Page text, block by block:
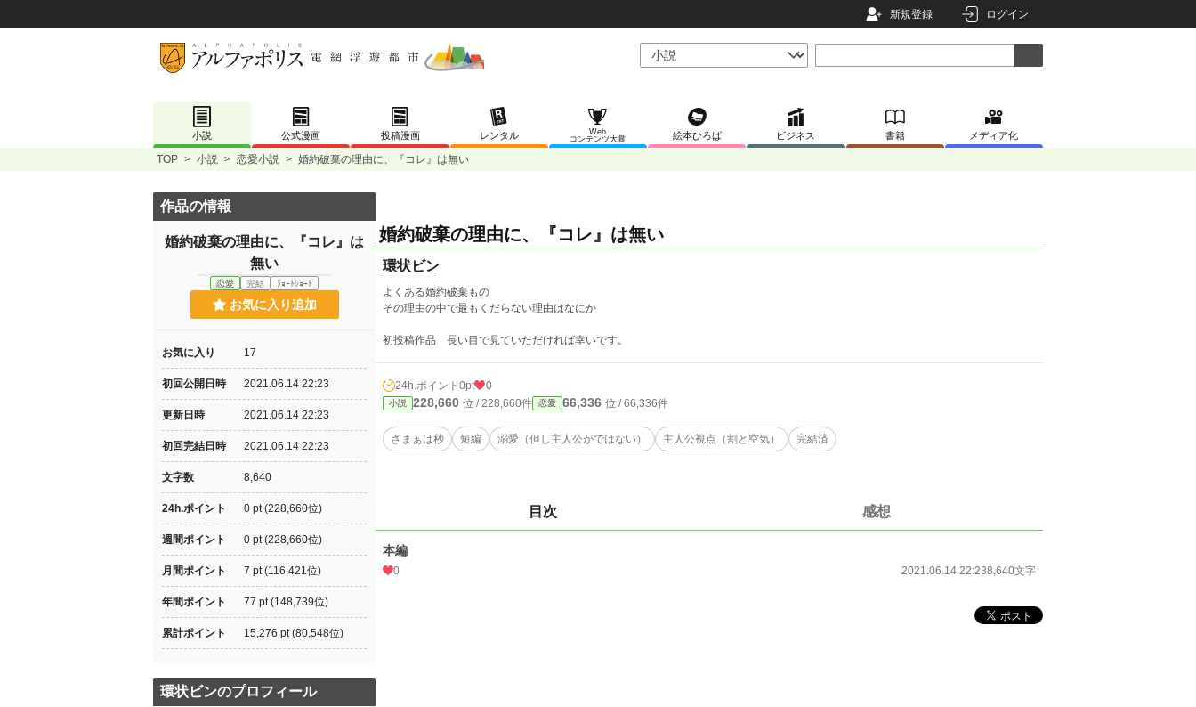
新規登録 ログイン
小説 公式漫画 投稿漫画 レンタル
Web
コンテンツ大賞
絵本ひろば ビジネス 書籍 メディア化
TOP > 小説 > 恋愛小説 > 婚約破棄の理由に、『コレ』は無い
婚約破棄の理由に、『コレ』は無い
環状ビン
よくある婚約破棄もの
その理由の中で最もくだらない理由はなにか
初投稿作品 長い目で見ていただければ幸いです。
24h.ポイント 0pt 0
小説 228,660 位 / 228,660件 恋愛 66,336 位 / 66,336件
ざまぁは秒 短編 溺愛（但し主人公がではない） 主人公視点（割と空気） 完結済
目次 感想
本編
0 2021.06.14 22:238,640文字
作品の情報
婚約破棄の理由に、『コレ』は
無い
恋愛 完結 ｼｮｰﾄｼｮｰﾄ
お気に入り追加
お気に入り 17
初回公開日時 2021.06.14 22:23
更新日時 2021.06.14 22:23
初回完結日時 2021.06.14 22:23
文字数 8,640
24h.ポイント 0 pt (228,660位)
週間ポイント 0 pt (228,660位)
月間ポイント 7 pt (116,421位)
年間ポイント 77 pt (148,739位)
累計ポイント 15,276 pt (80,548位)
環状ビンのプロフィール